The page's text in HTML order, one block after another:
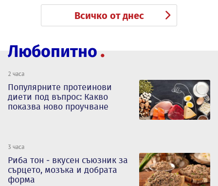
Всичко от днес
Любопитно
2 часа
Популярните протеинови
диети под въпрос: Какво
показва ново проучване
3 часа
Риба тон - вкусен съюзник за
сърцето, мозъка и добрата
форма